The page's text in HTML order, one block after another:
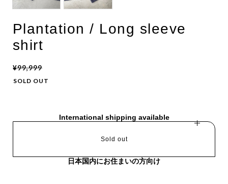
Plantation / Long sleeve
shirt
¥99,999
SOLD OUT
International shipping available
Sold out
日本国内にお住まいの方向け